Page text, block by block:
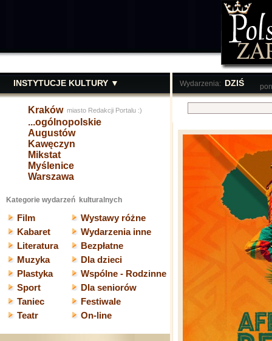
INSTYTUCJE KULTURY ▼
Kraków miasto Redakcji Portalu :)
...ogólnopolskie
Augustów
Kawęczyn
Mikstat
Myślenice
Warszawa
Kategorie wydarzeń kulturalnych
Film
Wystawy różne
Kabaret
Wydarzenia inne
Literatura
Bezpłatne
Muzyka
Dla dzieci
Plastyka
Wspólne - Rodzinne
Sport
Dla seniorów
Taniec
Festiwale
Teatr
On-line
Wydarzenia: DZIŚ